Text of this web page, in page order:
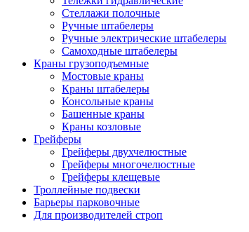
Cтеллажи полочные
Ручные штабелеры
Ручные электрические штабелеры
Самоходные штабелеры
Краны грузоподъемные
Мостовые краны
Краны штабелеры
Консольные краны
Башенные краны
Краны козловые
Грейферы
Грейферы двухчелюстные
Грейферы многочелюстные
Грейферы клещевые
Троллейные подвески
Барьеры парковочные
Для производителей строп